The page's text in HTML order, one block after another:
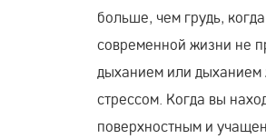
больше, чем грудь,
современной жизни не
дыханием или дыханием
стрессом. Когда вы
поверхностным и